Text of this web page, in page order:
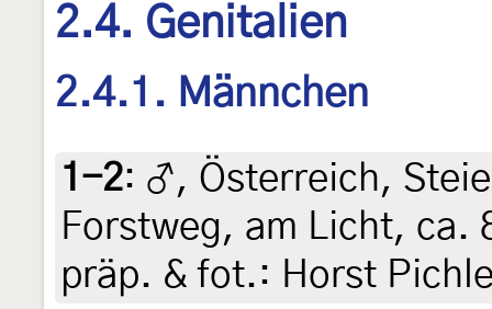
2.4. Genitalien
2.4.1. Männchen
1-2: ♂, Österreich,
Forstweg, am Licht, ca.
präp. & fot.: Horst